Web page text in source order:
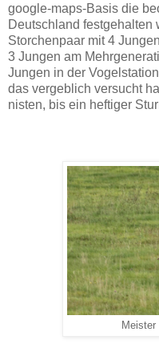
google-maps-Basis die
Deutschland festgehalten
Storchenpaar mit 4
3 Jungen am
Jungen in der
das vergeblich versucht
nisten, bis ein heftiger